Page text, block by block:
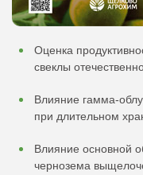
Оценка
свеклы
Влияние гамма-
при длительном
Влияние основной
чернозема